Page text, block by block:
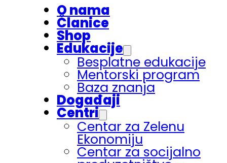
O nama
Članice
Shop
Edukacije
Besplatne edukacije
Mentorski program
Baza znanja
Događaji
Centri
Centar za Zelenu
Ekonomiju
Centar za socijalno